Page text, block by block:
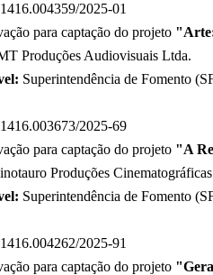
2025-01
para captação do projeto
Produções Audiovisuais Ltda.
Superintendência de Fomento
2025-69
para captação do projeto "A
Produções
Superintendência de Fomento
2025-91
para captação do projeto